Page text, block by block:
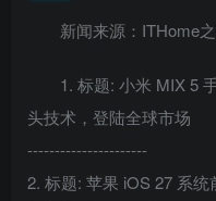
新闻来源：ITHome
1. 标题: 小米 MIX 5
头技术，登陆全球市场
----------------------
2. 标题: 苹果 iOS 27 系